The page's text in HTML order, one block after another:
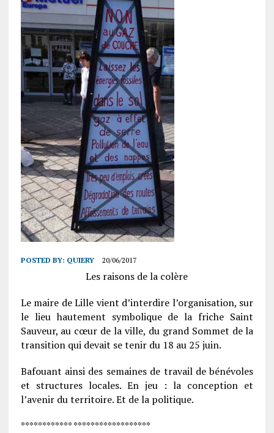
POSTED BY: QUIERY 20/06/2017
Les raisons de la colère
Le maire de Lille vient d’interdire l’organisation, sur
le lieu hautement symbolique de la friche Saint
Sauveur, au cœur de la ville, du grand Sommet de la
transition qui devait se tenir du 18 au 25 juin.
Bafouant ainsi des semaines de travail de bénévoles
et structures locales. En jeu : la conception et
l’avenir du territoire. Et de la politique.
************ ******************